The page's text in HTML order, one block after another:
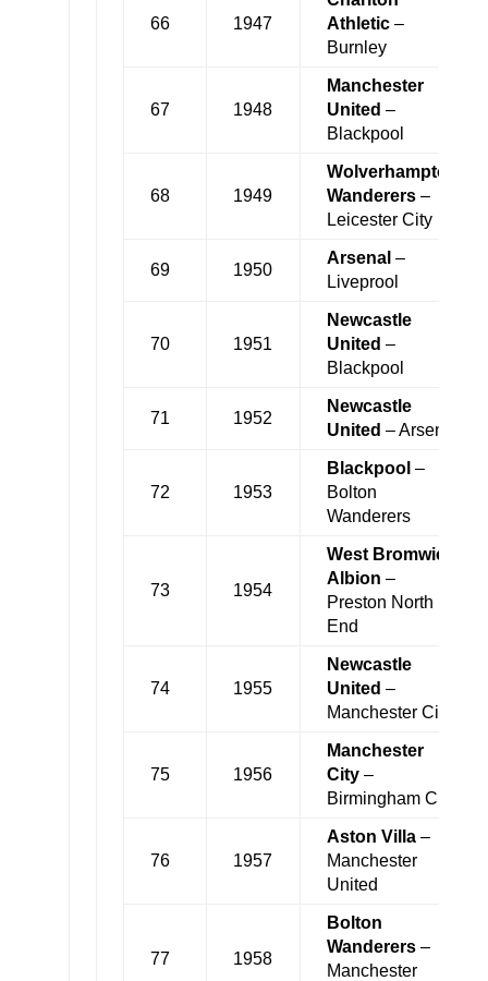
66 1947
Athletic–
Burnley
67 1948
Manchester
United –
Blackpool
68 1949
Wolverhampton
Wanderers–
Leicester City
69 1950
Arsenal –
Liveprool
70 1951
Newcastle
United –
Blackpool
71 1952
Newcastle
United – Arsenal
72 1953
Blackpool –
Bolton
Wanderers
73 1954
West Bromwich
Albion –
Preston North
End
74 1955
Newcastle
United –
Manchester City
75 1956
Manchester
City–
Birmingham City
76 1957
Aston Villa–
Manchester
United
77 1958
Bolton
Wanderers–
Manchester